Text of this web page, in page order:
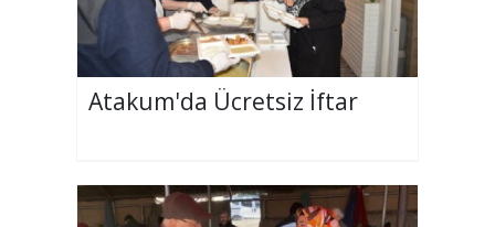
Atakum'da Ücretsiz İftar